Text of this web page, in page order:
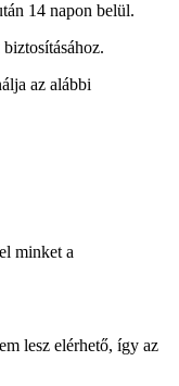
14 napon belül.
az alábbi
minket a
lesz elérhető, így az